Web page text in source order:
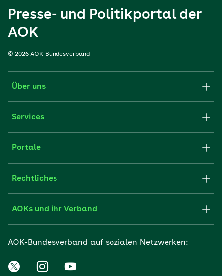
Presse- und Politikportal der
AOK
© 2026 AOK-Bundesverband
Über uns
Services
Portale
Rechtliches
AOKs und ihr Verband
AOK-Bundesverband auf sozialen Netzwerken: